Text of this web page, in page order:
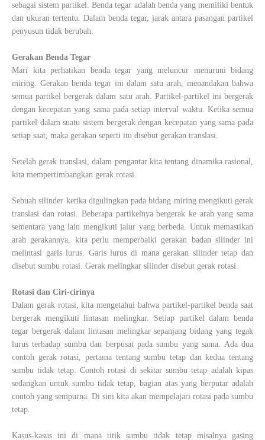
sebagai sistem partikel. Benda tegar adalah benda yang memiliki bentuk
dan ukuran tertentu. Dalam benda tegar, jarak antara pasangan partikel
penyusun tidak berubah.
Gerakan Benda Tegar
Mari kita perhatikan benda tegar yang meluncur menuruni bidang
miring. Gerakan benda tegar ini dalam satu arah, menandakan bahwa
semua partikel bergerak dalam satu arah. Partikel-partikel ini bergerak
dengan kecepatan yang sama pada setiap interval waktu. Ketika semua
partikel dalam suatu sistem bergerak dengan kecepatan yang sama pada
setiap saat, maka gerakan seperti itu disebut gerakan translasi.
Setelah gerak translasi, dalam pengantar kita tentang dinamika rasional,
kita mempertimbangkan gerak rotasi.
Sebuah silinder ketika digulingkan pada bidang miring mengikuti gerak
translasi dan rotasi. Beberapa partikelnya bergerak ke arah yang sama
sementara yang lain mengikuti jalur yang berbeda. Untuk memastikan
arah gerakannya, kita perlu memperbaiki gerakan badan silinder ini
melintasi garis lurus. Garis lurus di mana gerakan silinder tetap dan
disebut sumbu rotasi. Gerak melingkar silinder disebut gerak rotasi.
Rotasi dan Ciri-cirinya
Dalam gerak rotasi, kita mengetahui bahwa partikel-partikel benda saat
bergerak mengikuti lintasan melingkar. Setiap partikel dalam benda
tegar bergerak dalam lintasan melingkar sepanjang bidang yang tegak
lurus terhadap sumbu dan berpusat pada sumbu yang sama. Ada dua
contoh gerak rotasi, pertama tentang sumbu tetap dan kedua tentang
sumbu tidak tetap. Contoh rotasi di sekitar sumbu tetap adalah kipas
sedangkan untuk sumbu tidak tetap, bagian atas yang berputar adalah
contoh yang sempurna. Di sini kita akan mempelajari rotasi pada sumbu
tetap.
Kasus-kasus ini di mana titik sumbu tidak tetap misalnya gasing